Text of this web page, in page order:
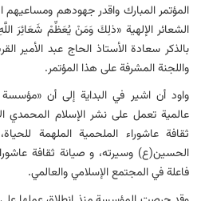
المؤتمر المبارك واقدر جهودهم ومساعیهم
الشعائر الإلهیة «ذلِكَ وَمَنْ يُعَظِّمْ شَعَائِرَ
بالذكر سعادة الأستاذ الحاج عبد الأمير
واللجنة المشرفة علی هذا المؤتمر.
واود أن اشیر في البدایة إلی أن
عالمیة تعمل علی نشر الإسلام المحمدي
ثقافة عاشوراء الملحمیة الملهمة
الحسین(ع) وسیرته، و صیانة ثقافة
فاعلة في المجتمع الإسلامي والعالمي.